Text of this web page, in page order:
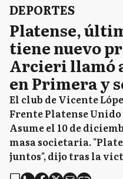
DEPORTES
Platense,
tiene nuevo
Arcieri llamó
en Primera y
El club de Vicente
Frente Platense
Asume el 10 de
masa societaria.
juntos", dijo tras la